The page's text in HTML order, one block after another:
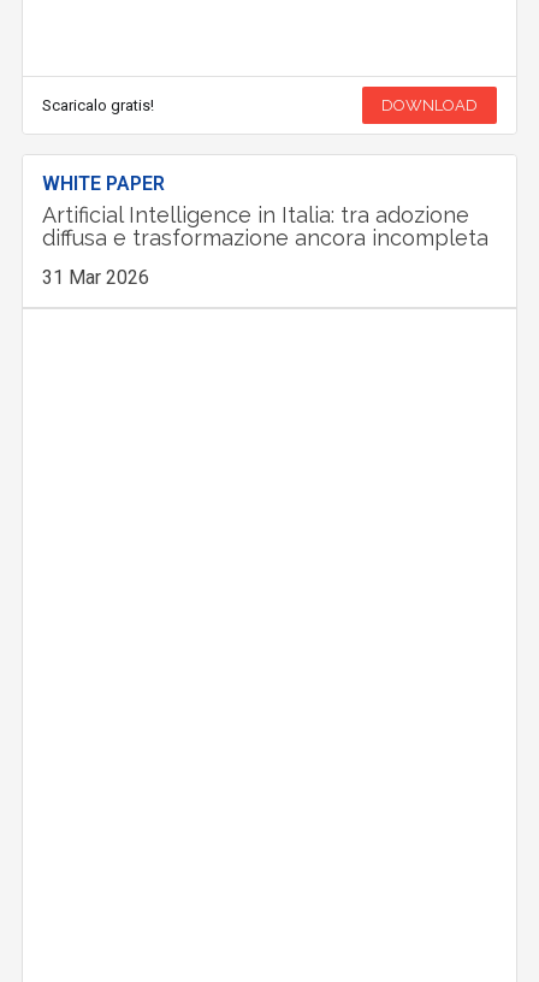
Scaricalo gratis! DOWNLOAD
WHITE PAPER
Artificial Intelligence in Italia: tra adozione
diffusa e trasformazione ancora incompleta
31 Mar 2026